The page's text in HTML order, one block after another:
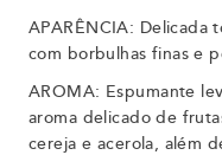
APARÊNCIA: Delicada
com borbulhas finas e
AROMA: Espumante
aroma delicado de
cereja e acerola, além